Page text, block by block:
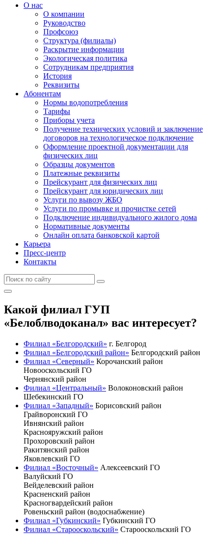
О нас
О компании
Руководство
Профсоюз
Структура (филиалы)
Раскрытие информации
Экологическая политика
Сотрудникам предприятия
История
Реквизиты
Абонентам
Нормы водопотребления
Тарифы
Приборы учета
Получение технических условий и заключение
договоров на технологическое подключение
Оформление проектной документации для
физических лиц
Образцы документов
Платежные реквизиты
Прейскурант для физических лиц
Прейскурант для юридических лиц
Услуги по вывозу ЖБО
Услуги по промывке и прочистке сетей
Подключение индивидуального жилого дома
Нормативные документы
Онлайн оплата банковской картой
Карьера
Пресс-центр
Контакты
Какой филиал ГУП
«Белоблводоканал» вас интересует?
Филиал «Белгородский» г. Белгород
Филиал «Белгородский район» Белгородский район
Филиал «Северный» Корочанский район
Новооскольский ГО
Чернянский район
Филиал «Центральный» Волоконовский район
Шебекинский ГО
Филиал «Западный» Борисовский район
Грайворонский ГО
Ивнянский район
Краснояружский район
Прохоровский район
Ракитянский район
Яковлевский ГО
Филиал «Восточный» Алексеевский ГО
Валуйский ГО
Вейделевский район
Красненский район
Красногвардейский район
Ровеньский район (водоснабжение)
Филиал «Губкинский» Губкинский ГО
Филиал «Старооскольский» Старооскольский ГО